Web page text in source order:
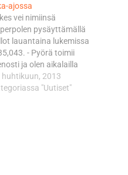
ajossa
vei nimiinsä
pysäyttämällä
lauantaina lukemissa
- Pyörä toimii
ja olen aikalailla
vauhtiini.
edessä on
huhtikuun, 2013
"Uutiset"